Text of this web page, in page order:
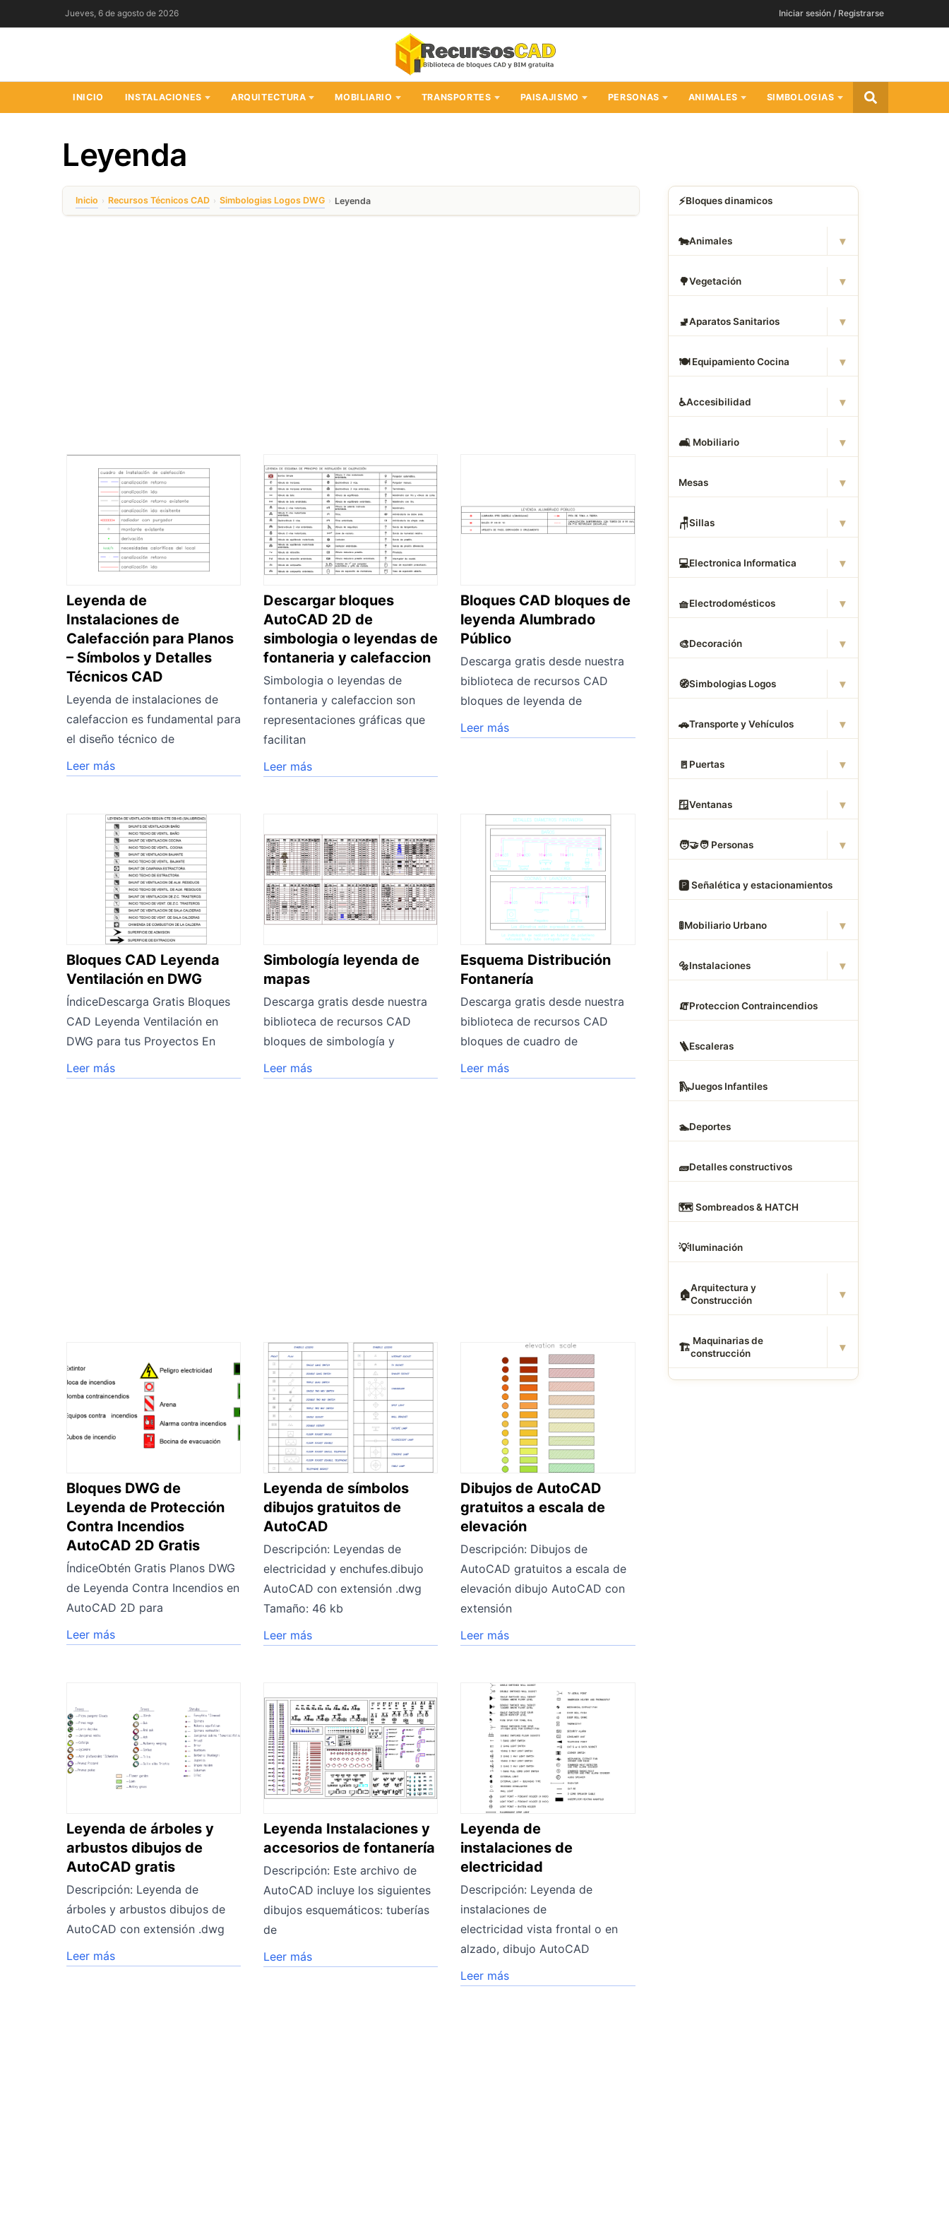
al
Jueves, 6 de agosto de 2026 Iniciar sesión / Registrarse
INICIO INSTALACIONES ARQUITECTURA MOBILIARIO TRANSPORTES PAISAJISMO PERSONAS ANIMALES SIMBOLOGIAS
Leyenda
Inicio › Recursos Técnicos CAD › Simbologias Logos DWG › Leyenda
Leyenda de
Instalaciones de
Calefacción para Planos
– Símbolos y Detalles
Técnicos CAD
Leyenda de instalaciones de
calefaccion es fundamental para
el diseño técnico de
Leer más
Descargar bloques
AutoCAD 2D de
simbologia o leyendas de
fontaneria y calefaccion
Simbologia o leyendas de
fontaneria y calefaccion son
representaciones gráficas que
facilitan
Leer más
Bloques CAD bloques de
leyenda Alumbrado
Público
Descarga gratis desde nuestra
biblioteca de recursos CAD
bloques de leyenda de
Leer más
Bloques CAD Leyenda
Ventilación en DWG
ÍndiceDescarga Gratis Bloques
CAD Leyenda Ventilación en
DWG para tus Proyectos En
Leer más
Simbología leyenda de
mapas
Descarga gratis desde nuestra
biblioteca de recursos CAD
bloques de simbología y
Leer más
Esquema Distribución
Fontanería
Descarga gratis desde nuestra
biblioteca de recursos CAD
bloques de cuadro de
Leer más
Bloques DWG de
Leyenda de Protección
Contra Incendios
AutoCAD 2D Gratis
ÍndiceObtén Gratis Planos DWG
de Leyenda Contra Incendios en
AutoCAD 2D para
Leer más
Leyenda de símbolos
dibujos gratuitos de
AutoCAD
Descripción: Leyendas de
electricidad y enchufes.dibujo
AutoCAD con extensión .dwg
Tamaño: 46 kb
Leer más
Dibujos de AutoCAD
gratuitos a escala de
elevación
Descripción: Dibujos de
AutoCAD gratuitos a escala de
elevación dibujo AutoCAD con
extensión
Leer más
Leyenda de árboles y
arbustos dibujos de
AutoCAD gratis
Descripción: Leyenda de
árboles y arbustos dibujos de
AutoCAD con extensión .dwg
Leer más
Leyenda Instalaciones y
accesorios de fontanería
Descripción: Este archivo de
AutoCAD incluye los siguientes
dibujos esquemáticos: tuberías
de
Leer más
Leyenda de
instalaciones de
electricidad
Descripción: Leyenda de
instalaciones de
electricidad vista frontal o en
alzado, dibujo AutoCAD
Leer más
⚡Bloques dinamicos
🐄Animales ▾
🌳Vegetación ▾
🚽Aparatos Sanitarios ▾
🍽️ Equipamiento Cocina ▾
♿Accesibilidad ▾
🛋 ️ Mobiliario ▾
Mesas ▾
🪑Sillas ▾
💻Electronica Informatica ▾
🧺Electrodomésticos ▾
🎨Decoración ▾
🧭Simbologias Logos ▾
🚗Transporte y Vehículos ▾
🚪 Puertas ▾
🪟Ventanas ▾
🧑‍🤝‍🧑 Personas ▾
🅿️ Señalética y estacionamientos
🚦Mobiliario Urbano ▾
🔩Instalaciones ▾
🧯Proteccion Contraincendios
🪜Escaleras
🛝Juegos Infantiles
🏊Deportes
🧱Detalles constructivos
🗺️ Sombreados & HATCH
💡Iluminación
🏠Arquitectura y
Construcción
▾
🏗 ️ Maquinarias de
construcción
▾